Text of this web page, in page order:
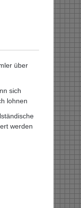
über
sich
lohnen
werden